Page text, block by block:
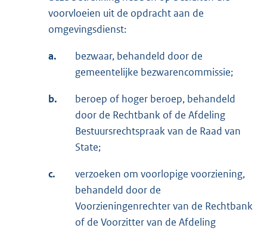
voorvloeien uit de opdracht aan de
omgevingsdienst:
a.
bezwaar, behandeld door de
gemeentelijke bezwarencommissie;
b.
beroep of hoger beroep, behandeld
door de Rechtbank of de Afdeling
Bestuursrechtspraak van de Raad van
State;
c.
verzoeken om voorlopige voorziening,
behandeld door de
Voorzieningenrechter van de Rechtbank
of de Voorzitter van de Afdeling